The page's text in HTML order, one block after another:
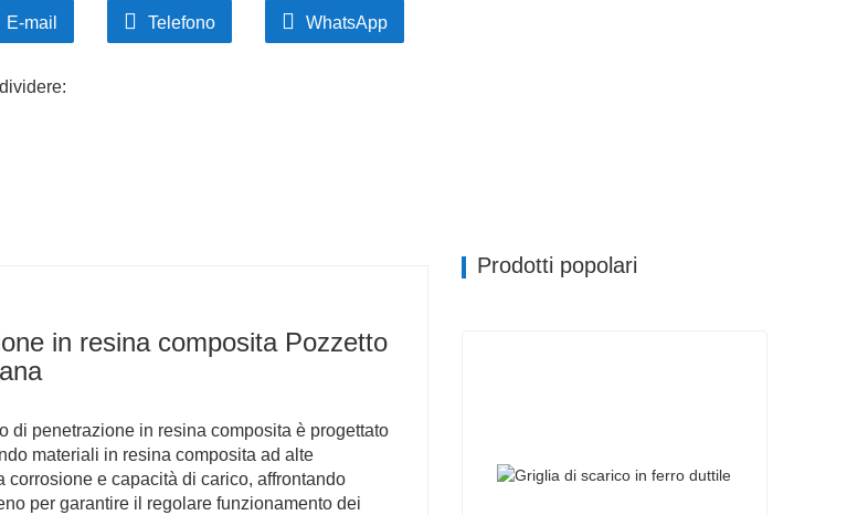
E-mail Telefono WhatsApp
in resina composita Pozzetto
di penetrazione in resina composita è progettato
materiali in resina composita ad alte
e capacità di carico, affrontando
per garantire il regolare funzionamento dei
Prodotti popolari